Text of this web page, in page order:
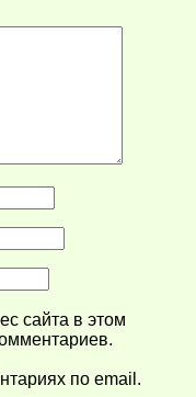
сайта в этом
по email.